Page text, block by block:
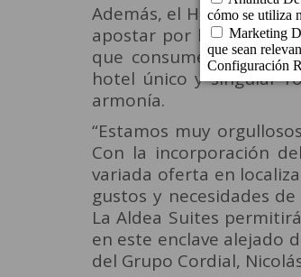
Además, el Hotel La
apostar por la
que consume a través
hotel único y singular
armonía.
“Estamos muy
Con la incorporación
variada oferta en
gustos y necesidades
La Aldea Suites
en este enclave alejado
del Grupo Cordial,